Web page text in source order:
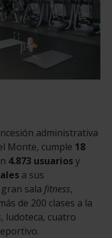
administrativa
Monte, cumple 18
4.873 usuariosy
a sus
sala fitness,
de 200 clases a la
, ludoteca, cuatro